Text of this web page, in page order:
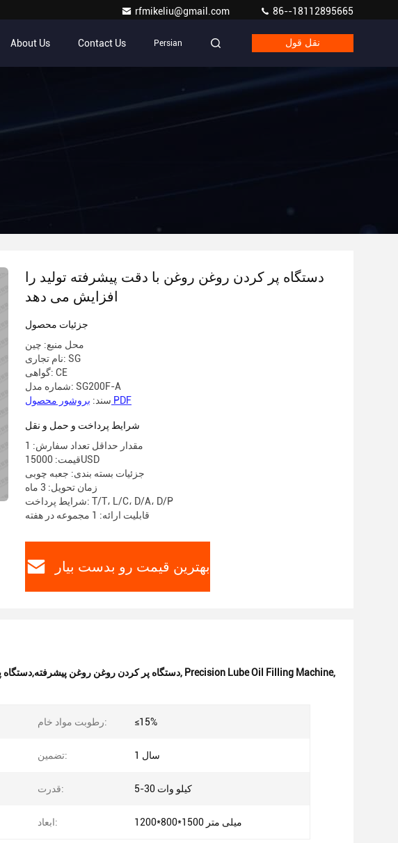
rfmikeliu@gmail.com 86--18112895665
About Us Contact Us Persian نقل قول
دستگاه پر کردن روغن روغن با دقت پیشرفته تولید را
افزایش می دهد
جزئیات محصول
محل منبع: چین
نام تجاری: SG
گواهی: CE
شماره مدل: SG200F-A
سند: بروشور محصول PDF
شرایط پرداخت و حمل و نقل
مقدار حداقل تعداد سفارش: 1
قیمت: 15000USD
جزئیات بسته بندی: جعبه چوبی
زمان تحویل: 3 ماه
شرایط پرداخت: T/T، L/C، D/A، D/P
قابلیت ارائه: 1 مجموعه در هفته
بهترین قیمت رو بدست بیار
دستگاه پر کردن روغن روغن, Precision Lube Oil Filling Machine,
رطوبت مواد خام: ≤15%
تضمین: 1 سال
قدرت: 5-30 کیلو وات
ابعاد: 1200*800*1500 میلی متر